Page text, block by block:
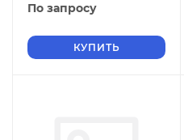
По запросу
КУПИТЬ